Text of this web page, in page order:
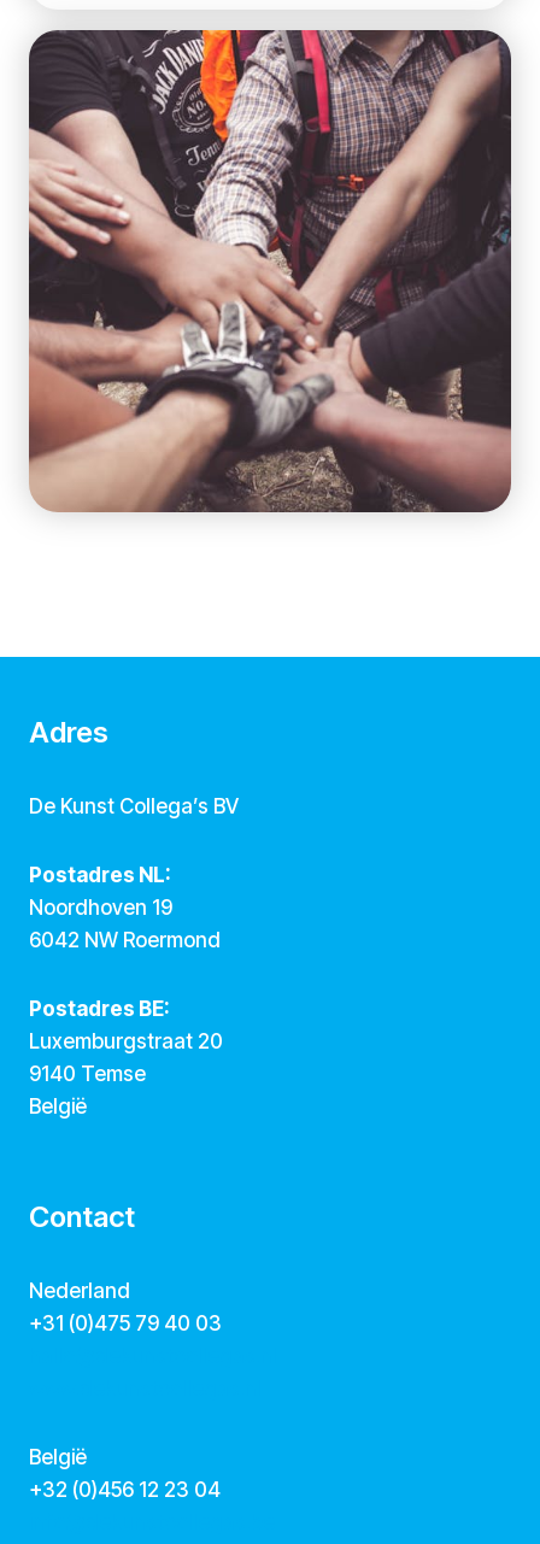
Adres
De Kunst Collega’s BV
Postadres NL:
Noordhoven 19
6042 NW Roermond
Postadres BE:
Luxemburgstraat 20
9140 Temse
België
Contact
Nederland
+31 (0)475 79 40 03
België
‭+32 (0)456 12 23 04‬